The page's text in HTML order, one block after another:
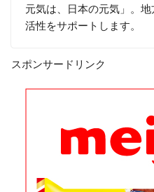
元気は、日本の元気」。
活性をサポートします。
スポンサードリンク